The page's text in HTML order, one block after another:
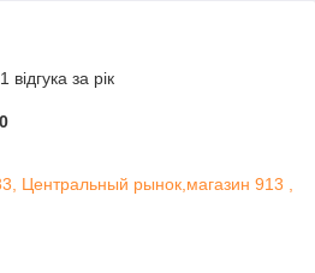
за рік
Центральный рынок,магазин 913 ,